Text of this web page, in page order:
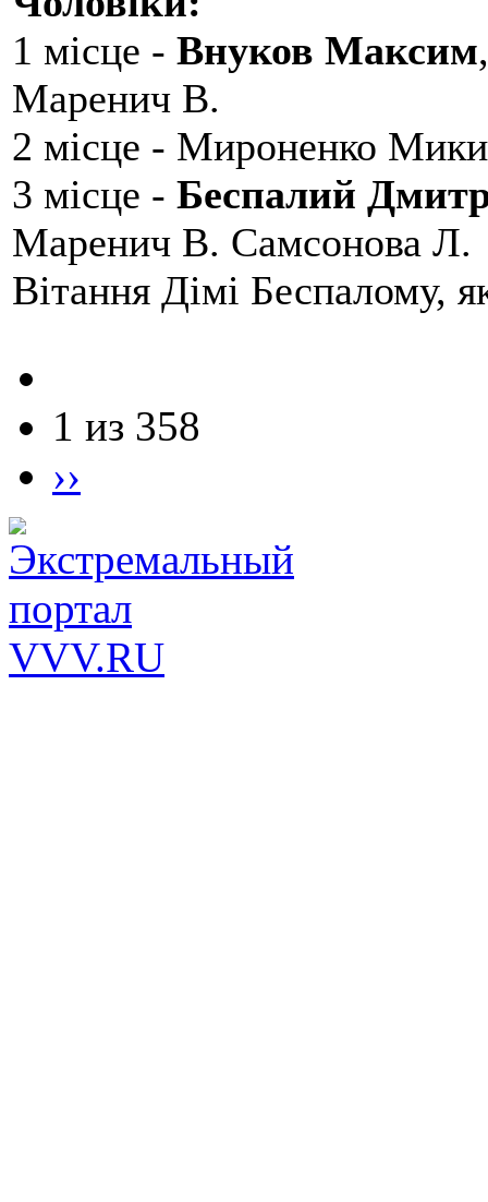
1 місце - Внуков Максим
Маренич В.
2 місце - Мироненко
3 місце - Беспалий
Маренич В. Самсонова Л.
Вітання Дімі Беспалому,
1 из 358
››